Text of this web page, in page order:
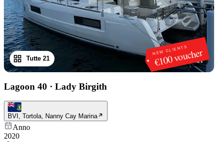
NEW CLIENTS
€100 voucher
1/21
Tutte 21
Lagoon 40 · Lady Birgith
BVI, Tortola, Nanny Cay Marina
Anno
2020